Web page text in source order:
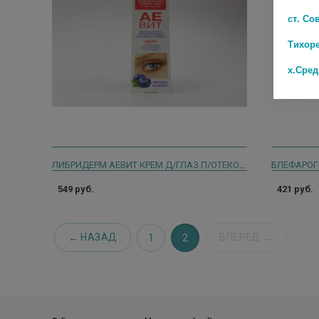
ЛИБРИДЕРМ АЕВИТ КРЕМ Д/ГЛАЗ П/ОТЕКОВ ЧЕРНИКА 20МЛ. [LIBREDERM]
549 руб. 421 руб.
НАЗАД 1 2
ст.